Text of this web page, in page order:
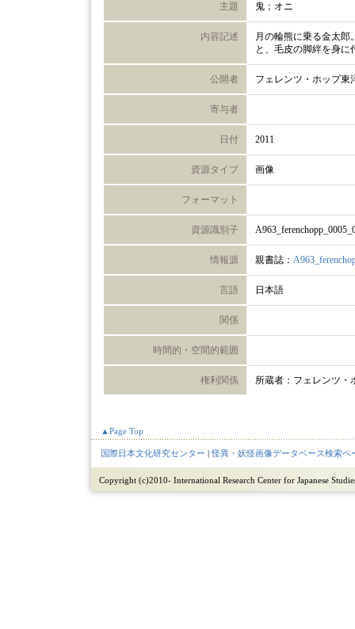
主題 鬼；オニ
内容記述
月の輪熊に乗る金太
と、毛皮の脚絆を身に
公開者 フェレンツ・ホップ東
寄与者
日付 2011
資源タイプ 画像
フォーマット
資源識別子
情報源 親書誌：
言語 日本語
関係
時間的・空間的範囲
権利関係 所蔵者：フェレンツ・
▲Page Top
国際日本文化研究センター |怪異・妖怪画像データベース検索ペ
Copyright (c)2010- International Research Center for Japanese